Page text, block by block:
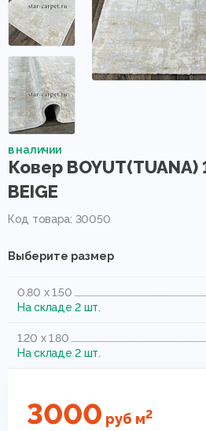
в наличии
Ковер BOYUT(TUANA)
BEIGE
Код товара: 30050
Выберите размер
0.80 x 1.50
На складе 2 шт.
1.20 x 1.80
На складе 2 шт.
3000 руб м2